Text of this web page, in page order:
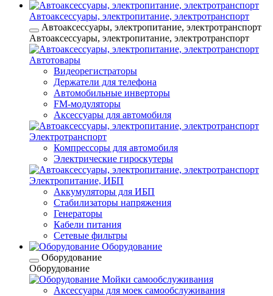
Автоаксессуары, электропитание, электротранспорт
Автоаксессуары, электропитание, электротранспорт
Автоаксессуары, электропитание, электротранспорт
Автотовары
Видеорегистраторы
Держатели для телефона
Автомобильные инверторы
FM-модуляторы
Аксессуары для автомобиля
Электротранспорт
Компрессоры для автомобиля
Электрические гироскутеры
Электропитание, ИБП
Аккумуляторы для ИБП
Стабилизаторы напряжения
Генераторы
Кабели питания
Сетевые фильтры
Оборудование
Оборудование
Оборудование
Мойки самообслуживания
Аксессуары для моек самообслуживания